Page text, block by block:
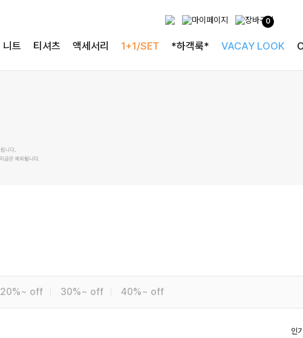
0
니트 티셔츠 액세서리 1+1/SET *하객룩* VACAY LOOK
20%~ off 30%~ off 40%~ off